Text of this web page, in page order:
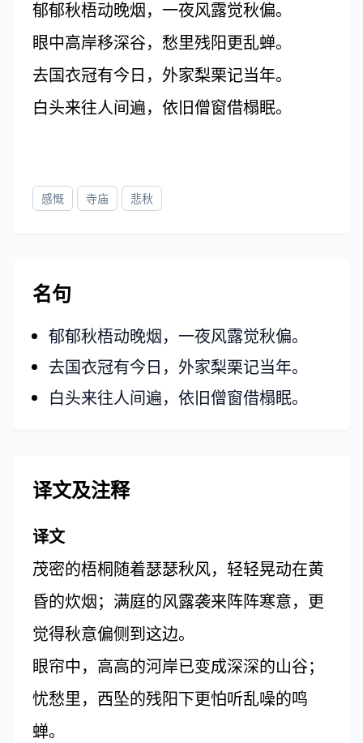
郁郁秋梧动晚烟，一夜风露觉秋偏。
眼中高岸移深谷，愁里残阳更乱蝉。
去国衣冠有今日，外家梨栗记当年。
白头来往人间遍，依旧僧窗借榻眠。
感慨 寺庙 悲秋
名句
郁郁秋梧动晚烟，一夜风露觉秋偏。
去国衣冠有今日，外家梨栗记当年。
白头来往人间遍，依旧僧窗借榻眠。
译文及注释
译文
茂密的梧桐随着瑟瑟秋风，轻轻晃动在黄
昏的炊烟；满庭的风露袭来阵阵寒意，更
觉得秋意偏侧到这边。
眼帘中，高高的河岸已变成深深的山谷；
忧愁里，西坠的残阳下更怕听乱噪的鸣
蝉。